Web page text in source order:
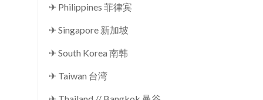
✈ Philippines 菲律宾
✈ Singapore 新加坡
✈ South Korea 南韩
✈ Taiwan 台湾